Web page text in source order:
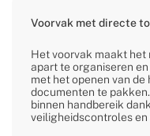
Voorvak met directe
Het voorvak maakt
apart te organiseren
met het openen van
documenten te
binnen handbereik
veiligheidscontroles